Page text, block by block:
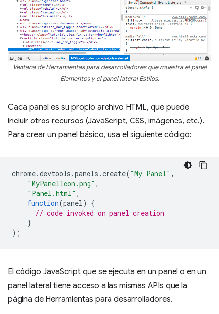
Ventana de Herramientas para desarrolladores que muestra el panel
Elementos y el panel lateral Estilos.
Cada panel es su propio archivo HTML, que puede
incluir otros recursos (JavaScript, CSS, imágenes, etc.).
Para crear un panel básico, usa el siguiente código:
chrome.devtools .panels .create( "My Panel" ,
"MyPanelIcon.png" ,
"Panel.html" ,
function(panel)
{
// code invoked on panel creation
}
);
El código JavaScript que se ejecuta en un panel o en un
panel lateral tiene acceso a las mismas APIs que la
página de Herramientas para desarrolladores.